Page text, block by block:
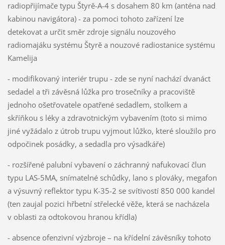
radiopřijímače typu Štyrě-A-4 s dosahem 80 km (anténa nad
kabinou navigátora) - za pomoci tohoto zařízení lze
detekovat a určit směr zdroje signálu nouzového
radiomajáku systému Štyrě a nouzové radiostanice systému
Kamelija
- modifikovaný interiér trupu - zde se nyní nachází dvanáct
sedadel a tři závěsná lůžka pro trosečníky a pracoviště
jednoho ošetřovatele opatřené sedadlem, stolkem a
skříňkou s léky a zdravotnickým vybavením (toto si mimo
jiné vyžádalo z útrob trupu vyjmout lůžko, které sloužilo pro
odpočinek posádky, a sedadla pro výsadkáře)
- rozšířené palubní vybavení o záchranný nafukovací člun
typu LAS-5MA, snímatelné schůdky, lano s plováky, megafon
a výsuvný reflektor typu K-35-2 se svítivostí 850 000 kandel
(ten zaujal pozici hřbetní střelecké věže, která se nacházela
v oblasti za odtokovou hranou křídla)
- absence ofenzivní výzbroje – na křídelní závěsníky tohoto